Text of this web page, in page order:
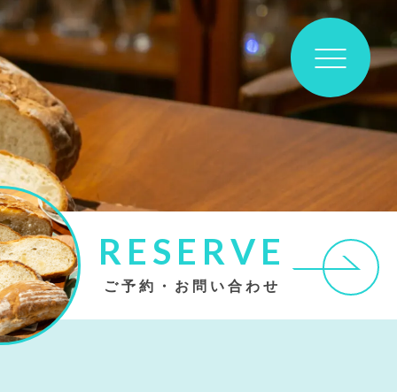
RESERVE
ご予約・お問い合わせ